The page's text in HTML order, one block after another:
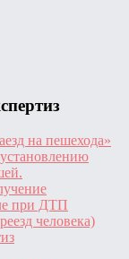
на пешехода»
при ДТП
человека)